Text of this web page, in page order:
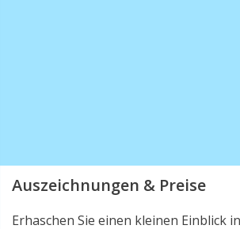
Auszeichnungen & Preise
Erhaschen Sie einen kleinen Einblick in